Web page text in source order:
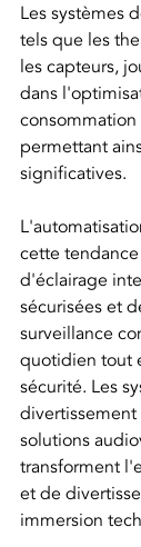
Les systèmes
tels que les
les capteurs,
dans
permettant
significatives.
cette
d'éclairage
sécurisées et
surveillance
quotidien tout
sécurité. Les
solutions
transforment
et de
immersion